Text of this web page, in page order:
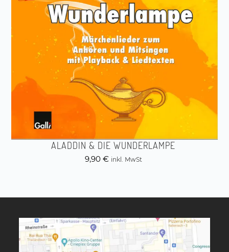
ALADDIN & DIE WUNDERLAMPE
9,90 € inkl. MwSt